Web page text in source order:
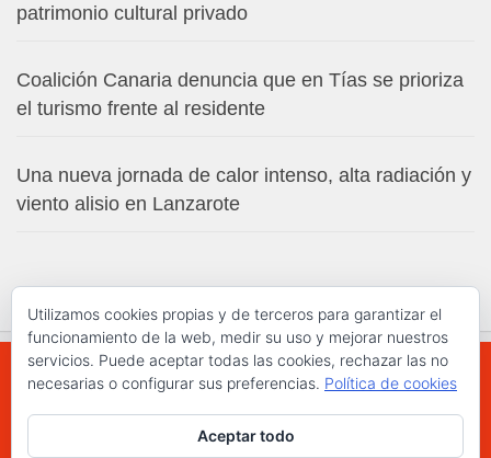
patrimonio cultural privado
Coalición Canaria denuncia que en Tías se prioriza
el turismo frente al residente
Una nueva jornada de calor intenso, alta radiación y
viento alisio en Lanzarote
WWW.ELCHAPLON.COM © 2026. Todos los
derechos reservados.
Utilizamos cookies propias y de terceros para garantizar el
funcionamiento de la web, medir su uso y mejorar nuestros
servicios. Puede aceptar todas las cookies, rechazar las no
necesarias o configurar sus preferencias. Política de cookies
Aceptar todo